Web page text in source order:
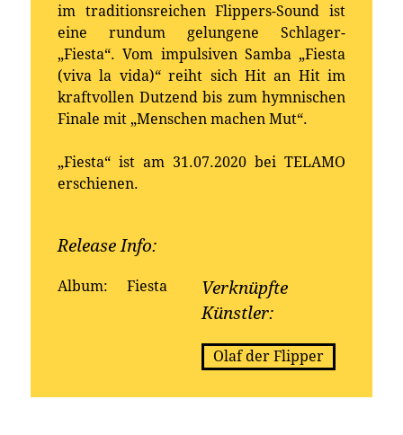
im traditionsreichen Flippers-Sound ist
eine rundum gelungene Schlager-
„Fiesta“. Vom impulsiven Samba „Fiesta
(viva la vida)“ reiht sich Hit an Hit im
kraftvollen Dutzend bis zum hymnischen
Finale mit „Menschen machen Mut“.
„Fiesta“ ist am 31.07.2020 bei TELAMO
erschienen.
Release Info:
Album: Fiesta
Verknüpfte
Künstler:
Olaf der Flipper